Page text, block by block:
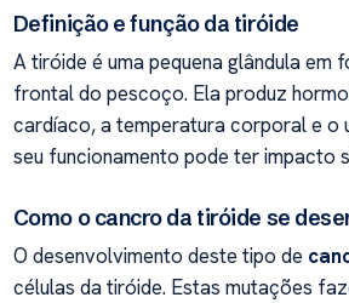
Definição e função da tiróide
A tiróide é uma pequena glândula
frontal do pescoço. Ela produz
cardíaco, a temperatura corporal e o
seu funcionamento pode ter impacto
Como o cancro da tiróide se
O desenvolvimento deste tipo de
células da tiróide. Estas mutações